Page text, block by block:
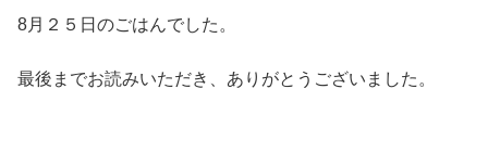
8月２５日のごはんでした。
最後までお読みいただき、ありがとうございました。